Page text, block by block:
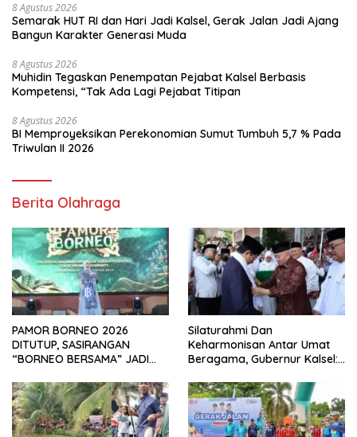
8 Agustus 2026
Semarak HUT RI dan Hari Jadi Kalsel, Gerak Jalan Jadi Ajang
Bangun Karakter Generasi Muda
8 Agustus 2026
Muhidin Tegaskan Penempatan Pejabat Kalsel Berbasis
Kompetensi, “Tak Ada Lagi Pejabat Titipan
8 Agustus 2026
BI Memproyeksikan Perekonomian Sumut Tumbuh 5,7 % Pada
Triwulan II 2026
Berita Olahraga
PAMOR BORNEO 2026
DITUTUP, SASIRANGAN
“BORNEO BERSAMA” JADI
Silaturahmi Dan
Keharmonisan Antar Umat
Beragama, Gubernur Kalsel: